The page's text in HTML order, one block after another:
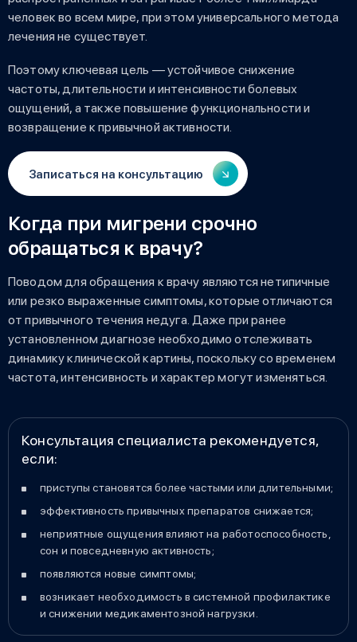
человек во всем мире, при этом универсального метода
лечения не существует.
Поэтому ключевая цель — устойчивое снижение
частоты, длительности и интенсивности болевых
ощущений, а также повышение функциональности и
возвращение к привычной активности.
Записаться на консультацию
Когда при мигрени срочно
обращаться к врачу?
Поводом для обращения к врачу являются нетипичные
или резко выраженные симптомы, которые отличаются
от привычного течения недуга. Даже при ранее
установленном диагнозе необходимо отслеживать
динамику клинической картины, поскольку со временем
частота, интенсивность и характер могут изменяться.
Консультация специалиста рекомендуется,
если:
приступы становятся более частыми или длительными;
эффективность привычных препаратов снижается;
неприятные ощущения влияют на работоспособность,
сон и повседневную активность;
появляются новые симптомы;
возникает необходимость в системной профилактике
и снижении медикаментозной нагрузки.